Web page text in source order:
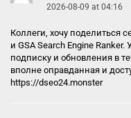
2026-08-09 at 04:16
Коллеги, хочу поделиться
и GSA Search Engine
подписку и обновления в
вполне оправданная и
https://dseo24.monster